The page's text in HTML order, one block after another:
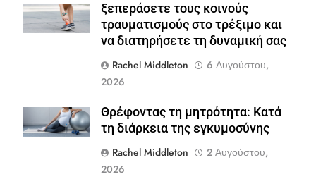
Shutterstock
ξεπεράσετε τους κοινούς
τραυματισμούς στο τρέξιμο και
να διατηρήσετε τη δυναμική σας
Rachel Middleton
6 Αυγούστου,
2026
Shutterstock
Θρέφοντας τη μητρότητα: Κατά
τη διάρκεια της εγκυμοσύνης
Rachel Middleton
2 Αυγούστου,
2026